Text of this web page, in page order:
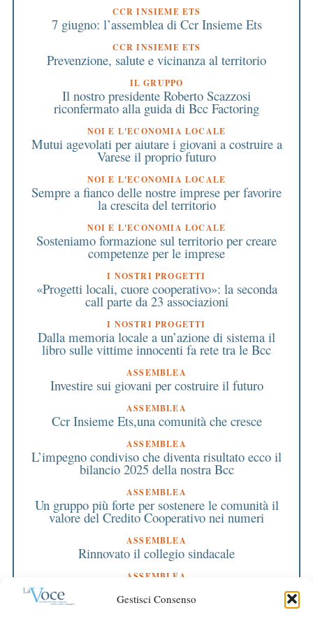
Gestisci Consenso
CCR INSIEME ETS
7 giugno: l’assemblea di Ccr Insieme Ets
CCR INSIEME ETS
Prevenzione, salute e vicinanza al territorio
IL GRUPPO
Il nostro presidente Roberto Scazzosi
riconfermato alla guida di Bcc Factoring
NOI E L'ECONOMIA LOCALE
Mutui agevolati per aiutare i giovani a costruire a
Varese il proprio futuro
NOI E L'ECONOMIA LOCALE
Sempre a fianco delle nostre imprese per favorire
la crescita del territorio
NOI E L'ECONOMIA LOCALE
Sosteniamo formazione sul territorio per creare
competenze per le imprese
I NOSTRI PROGETTI
«Progetti locali, cuore cooperativo»: la seconda
call parte da 23 associazioni
I NOSTRI PROGETTI
Dalla memoria locale a un’azione di sistema il
libro sulle vittime innocenti fa rete tra le Bcc
ASSEMBLEA
Investire sui giovani per costruire il futuro
ASSEMBLEA
Ccr Insieme Ets,una comunità che cresce
ASSEMBLEA
L’impegno condiviso che diventa risultato ecco il
bilancio 2025 della nostra Bcc
ASSEMBLEA
Un gruppo più forte per sostenere le comunità il
valore del Credito Cooperativo nei numeri
ASSEMBLEA
Rinnovato il collegio sindacale
ASSEMBLEA
Bilancio approvato all’unanimità e 2 milioni
destinati al territorio